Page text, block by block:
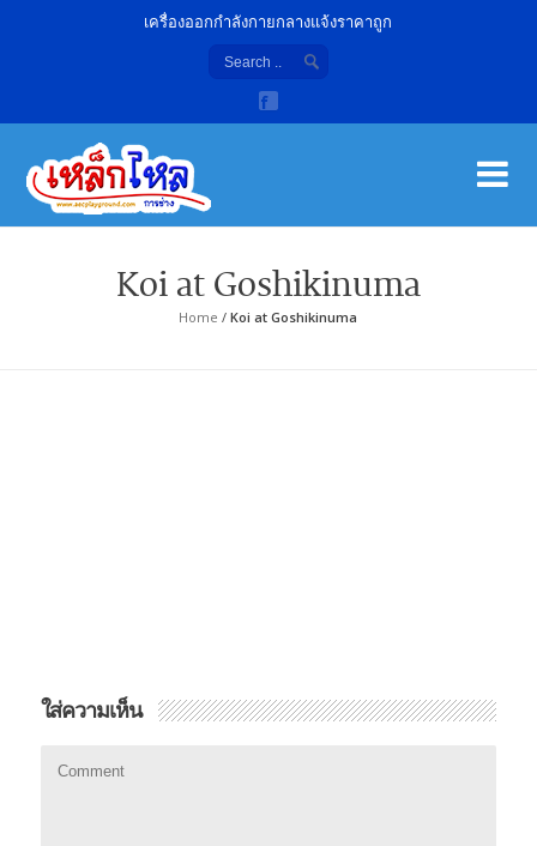
เครื่องออกกำลังกายกลางแจ้งราคาถูก
Koi at Goshikinuma
Home /Koi at Goshikinuma
ใส่ความเห็น